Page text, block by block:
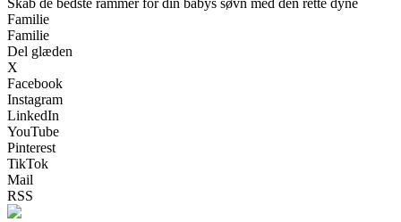
Familie
Familie
Del glæden
X
Facebook
Instagram
LinkedIn
YouTube
Pinterest
TikTok
Mail
RSS